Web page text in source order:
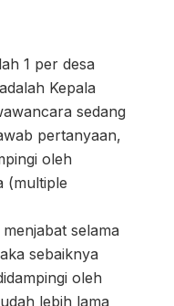
1 per desa
Kepala
sedang
pertanyaan,
oleh
(multiple
selama
sebaiknya
oleh
lebih lama